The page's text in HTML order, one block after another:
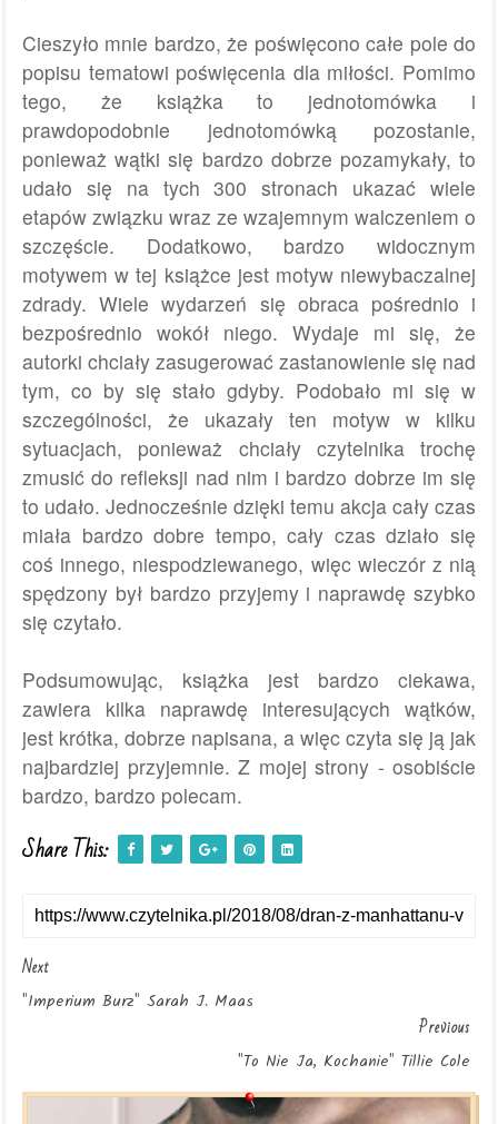
Cieszyło mnie bardzo, że poświęcono całe pole do
popisu tematowi poświęcenia dla miłości. Pomimo
tego, że książka to jednotomówka i
prawdopodobnie jednotomówką pozostanie,
ponieważ wątki się bardzo dobrze pozamykały, to
udało się na tych 300 stronach ukazać wiele
etapów związku wraz ze wzajemnym walczeniem o
szczęście. Dodatkowo, bardzo widocznym
motywem w tej książce jest motyw niewybaczalnej
zdrady. Wiele wydarzeń się obraca pośrednio i
bezpośrednio wokół niego. Wydaje mi się, że
autorki chciały zasugerować zastanowienie się nad
tym, co by się stało gdyby. Podobało mi się w
szczególności, że ukazały ten motyw w kilku
sytuacjach, ponieważ chciały czytelnika trochę
zmusić do refleksji nad nim i bardzo dobrze im się
to udało. Jednocześnie dzięki temu akcja cały czas
miała bardzo dobre tempo, cały czas działo się
coś innego, niespodziewanego, więc wieczór z nią
spędzony był bardzo przyjemy i naprawdę szybko
się czytało.
Podsumowując, książka jest bardzo ciekawa,
zawiera kilka naprawdę interesujących wątków,
jest krótka, dobrze napisana, a więc czyta się ją jak
najbardziej przyjemnie. Z mojej strony - osobiście
bardzo, bardzo polecam.
Share This:
Next
"Imperium Burz" Sarah J. Maas
Previous
"To Nie Ja, Kochanie" Tillie Cole